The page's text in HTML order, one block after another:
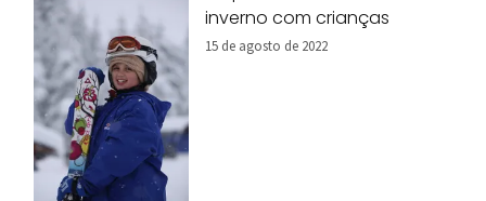
inverno com crianças
15 de agosto de 2022